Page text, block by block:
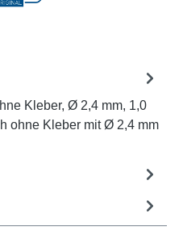
Kleber, Ø 2,4 mm, 1,0
ohne Kleber mit Ø 2,4 mm